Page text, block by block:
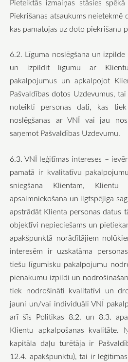
Pieteiktās izmaiņas stāsies
Piekrišanas atsaukums
kas pamatojas uz doto piekrišanu
6.2. Līguma noslēgšana un
un izpildīt līgumu ar
pakalpojumus un apkalpojot
Pašvaldības dotos Uzdevumus,
noteikti personas dati, kas
noslēgšanas ar VNĪ vai jau
saņemot Pašvaldības Uzdevumu.
6.3. VNĪ leģitīmas intereses –
pamatā ir kvalitatīvu
sniegšana Klientam,
apsaimniekošana un ilgtspējīga
apstrādāt Klienta personas datus
objektīvi nepieciešams un
apakšpunktā norādītājiem
interesēm ir uzskatāma
tiešu līgumisku pakalpojumu
pienākumu izpildi un
tiek nodrošināti kvalitatīvi un
jauni un/vai individuāli VNĪ
arī šīs Politikas 8.2. un 8.3.
Klientu apkalpošanas
kapitāla daļu turētāja ir
12.4. apakšpunktu), tai ir